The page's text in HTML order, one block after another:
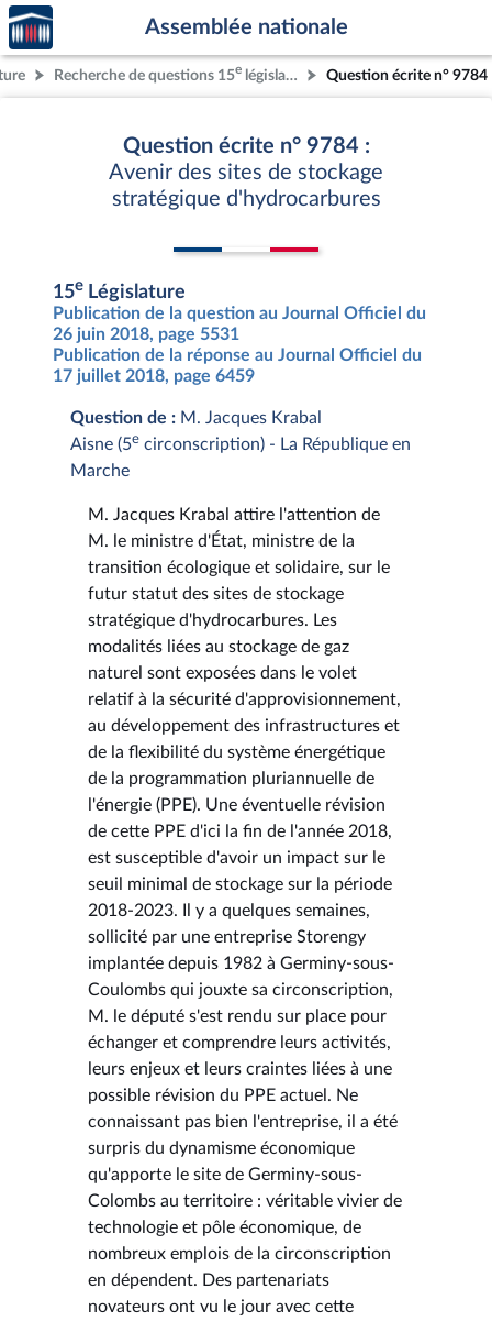
Aller au contenu
Aller en bas de la page
Accèder
à la
page
d'accueil
Assemblée nationale
Recherche de questions 15e législature Question écrite n° 9784
Question écrite n° 9784 :
Avenir des sites de stockage
stratégique d'hydrocarbures
15e Législature
Publication de la question au Journal Officiel du
26 juin 2018, page 5531
Publication de la réponse au Journal Officiel du
17 juillet 2018, page 6459
Question de : M. Jacques Krabal
Aisne (5e circonscription) - La République en
Marche
M. Jacques Krabal attire l'attention de
M. le ministre d'État, ministre de la
transition écologique et solidaire, sur le
futur statut des sites de stockage
stratégique d'hydrocarbures. Les
modalités liées au stockage de gaz
naturel sont exposées dans le volet
relatif à la sécurité d'approvisionnement,
au développement des infrastructures et
de la flexibilité du système énergétique
de la programmation pluriannuelle de
l'énergie (PPE). Une éventuelle révision
de cette PPE d'ici la fin de l'année 2018,
est susceptible d'avoir un impact sur le
seuil minimal de stockage sur la période
2018-2023. Il y a quelques semaines,
sollicité par une entreprise Storengy
implantée depuis 1982 à Germiny-sous-
Coulombs qui jouxte sa circonscription,
M. le député s'est rendu sur place pour
échanger et comprendre leurs activités,
leurs enjeux et leurs craintes liées à une
possible révision du PPE actuel. Ne
connaissant pas bien l'entreprise, il a été
surpris du dynamisme économique
qu'apporte le site de Germiny-sous-
Colombs au territoire : véritable vivier de
technologie et pôle économique, de
nombreux emplois de la circonscription
en dépendent. Des partenariats
novateurs ont vu le jour avec cette